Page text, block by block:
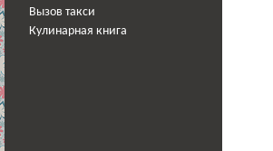
Вызов такси
Кулинарная книга